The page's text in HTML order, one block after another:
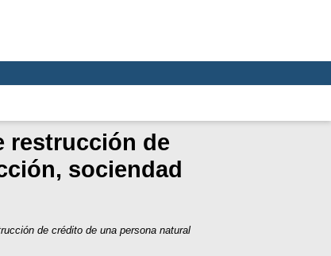
restrucción de
sociendad
de crédito de una persona natural